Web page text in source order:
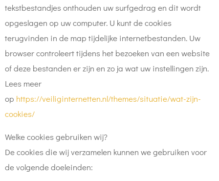
tekstbestandjes onthouden uw surfgedrag en dit wordt
opgeslagen op uw computer. U kunt de cookies
terugvinden in de map tijdelijke internetbestanden. Uw
browser controleert tijdens het bezoeken van een website
of deze bestanden er zijn en zo ja wat uw instellingen zijn.
Lees meer
op https://veiliginternetten.nl/themes/situatie/wat-zijn-
cookies/
Welke cookies gebruiken wij?
De cookies die wij verzamelen kunnen we gebruiken voor
de volgende doeleinden: